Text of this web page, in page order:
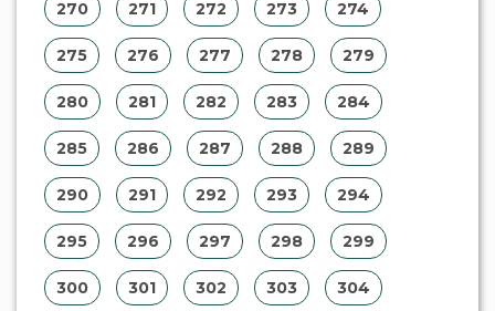
270 271 272 273 274
275 276 277 278 279
280 281 282 283 284
285 286 287 288 289
290 291 292 293 294
295 296 297 298 299
300 301 302 303 304